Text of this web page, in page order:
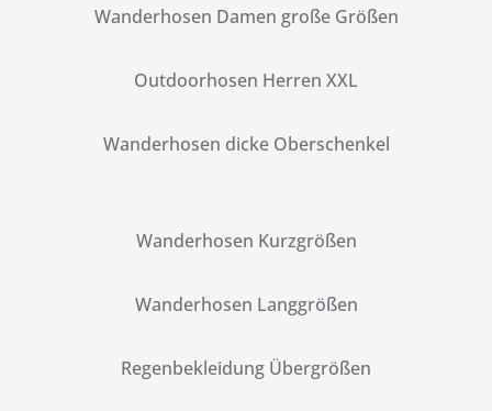
Wanderhosen Damen große Größen
Outdoorhosen Herren XXL
Wanderhosen dicke Oberschenkel
Wanderhosen Kurzgrößen
Wanderhosen Langgrößen
Regenbekleidung Übergrößen